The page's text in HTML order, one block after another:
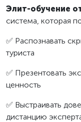
Элит-обучение
система, которая
✅ Распознавать
туриста
✅ Презентовать
ценность
✅ Выстраивать
дистанцию